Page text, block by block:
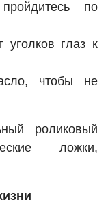
по
уголков глаз к
чтобы не
роликовый
ложки,